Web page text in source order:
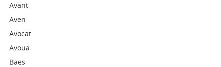
Avant
Aven
Avocat
Avoua
Baes